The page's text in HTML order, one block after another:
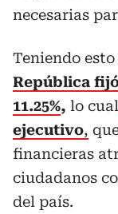
necesarias
Teniendo
República
11.25%, lo cual
ejecutivo,
financieras
ciudadanos
del país.